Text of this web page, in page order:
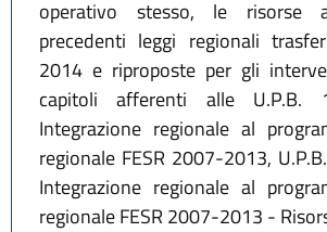
operativo stesso, le risorse
precedenti leggi regionali
2014 e riproposte per gli
capitoli afferenti alle U.P.B.
Integrazione regionale al
regionale FESR 2007-2013,
Integrazione regionale al
regionale FESR 2007-2013 -